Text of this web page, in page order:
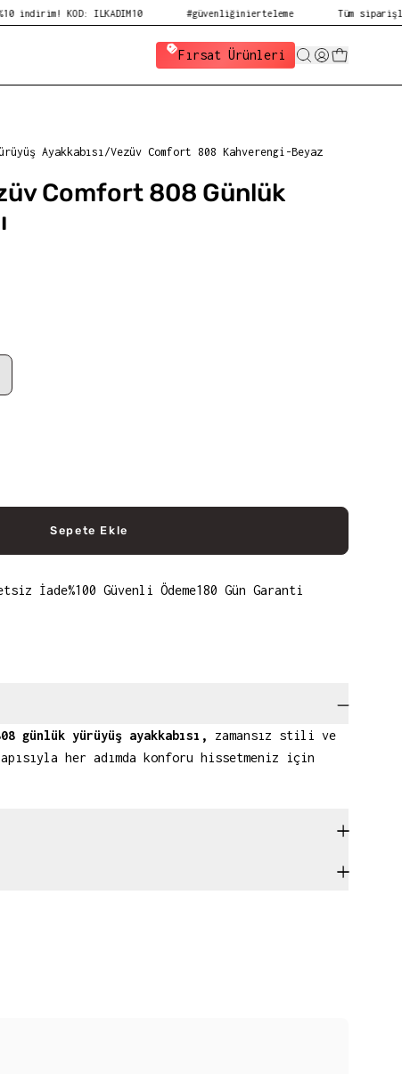
KOD: ILKADIM10 #güvenliğinierteleme Tüm siparişlerde
Fırsat Ürünleri
Ayakkabısı/Vezüv Comfort 808 Kahverengi-Beyaz
Comfort 808 Günlük
Sepete Ekle
İade%100 Güvenli Ödeme180 Gün Garanti
günlük yürüyüş ayakkabısı,
zamansız stili ve
her adımda konforu hissetmeniz için